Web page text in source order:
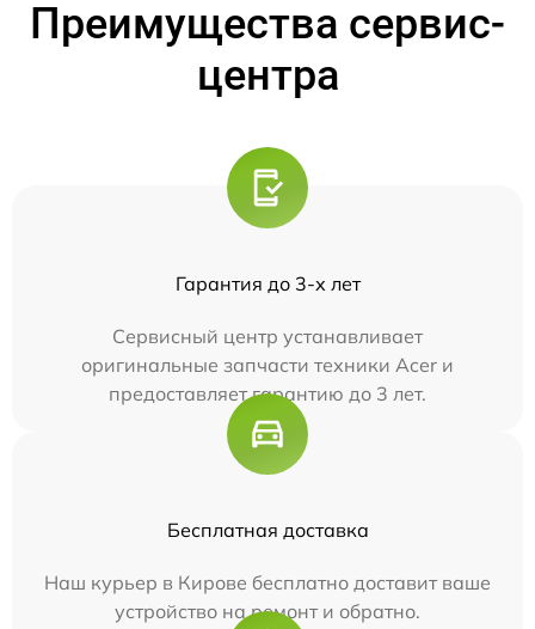
Преимущества сервис-
центра
Гарантия до 3-х лет
Сервисный центр устанавливает
оригинальные запчасти техники Acer и
предоставляет гарантию до 3 лет.
Бесплатная доставка
Наш курьер в Кирове бесплатно доставит ваше
устройство на ремонт и обратно.